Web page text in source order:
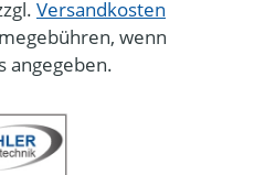
Versandkosten
wenn
angegeben.